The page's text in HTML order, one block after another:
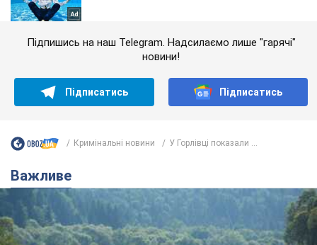
Підпишись на наш Telegram. Надсилаємо лише "гарячі"
новини!
Підписатись Підписатись
Кримінальні новини У Горлівці показали ...
Важливе